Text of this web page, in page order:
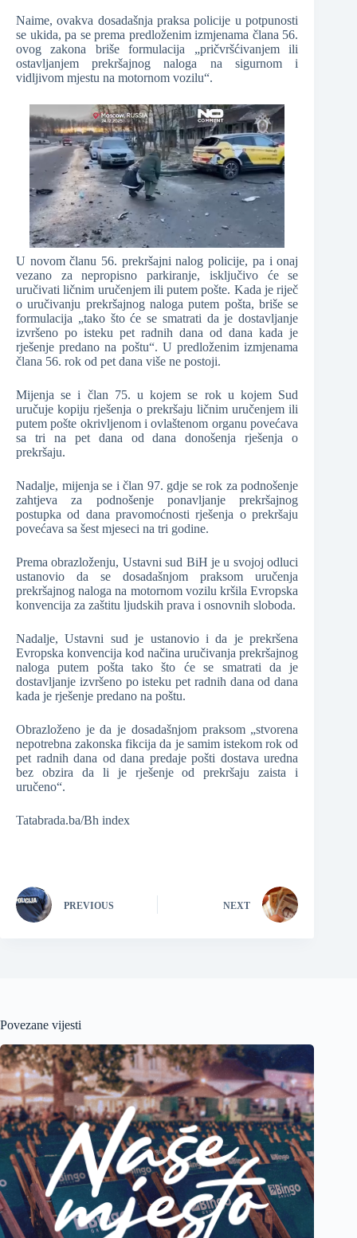
Naime, ovakva dosadašnja praksa policije u potpunosti
se ukida, pa se prema predloženim izmjenama člana 56.
ovog zakona briše formulacija „pričvršćivanjem ili
ostavljanjem prekršajnog naloga na sigurnom i
vidljivom mjestu na motornom vozilu“.
U novom članu 56. prekršajni nalog policije, pa i onaj
vezano za nepropisno parkiranje, isključivo će se
uručivati ličnim uručenjem ili putem pošte. Kada je riječ
o uručivanju prekršajnog naloga putem pošta, briše se
formulacija „tako što će se smatrati da je dostavljanje
izvršeno po isteku pet radnih dana od dana kada je
rješenje predano na poštu“. U predloženim izmjenama
člana 56. rok od pet dana više ne postoji.
Mijenja se i član 75. u kojem se rok u kojem Sud
uručuje kopiju rješenja o prekršaju ličnim uručenjem ili
putem pošte okrivljenom i ovlaštenom organu povećava
sa tri na pet dana od dana donošenja rješenja o
prekršaju.
Nadalje, mijenja se i član 97. gdje se rok za podnošenje
zahtjeva za podnošenje ponavljanje prekršajnog
postupka od dana pravomoćnosti rješenja o prekršaju
povećava sa šest mjeseci na tri godine.
Prema obrazloženju, Ustavni sud BiH je u svojoj odluci
ustanovio da se dosadašnjom praksom uručenja
prekršajnog naloga na motornom vozilu kršila Evropska
konvencija za zaštitu ljudskih prava i osnovnih sloboda.
Nadalje, Ustavni sud je ustanovio i da je prekršena
Evropska konvencija kod načina uručivanja prekršajnog
naloga putem pošta tako što će se smatrati da je
dostavljanje izvršeno po isteku pet radnih dana od dana
kada je rješenje predano na poštu.
Obrazloženo je da je dosadašnjom praksom „stvorena
nepotrebna zakonska fikcija da je samim istekom rok od
pet radnih dana od dana predaje pošti dostava uredna
bez obzira da li je rješenje od prekršaju zaista i
uručeno“.
Tatabrada.ba/Bh index
PREVIOUS NEXT
Povezane vijesti